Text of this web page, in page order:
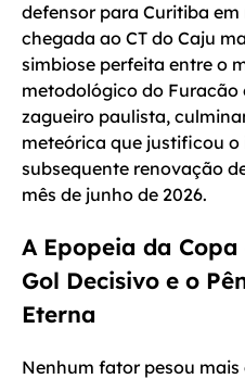
defensor para Curitiba em
chegada ao CT do Caju
simbiose perfeita entre o
metodológico do
zagueiro paulista,
meteórica que justificou o
subsequente renovação
mês de junho de 2026.
A Epopeia da Copa
Gol Decisivo e o
Eterna
Nenhum fator pesou